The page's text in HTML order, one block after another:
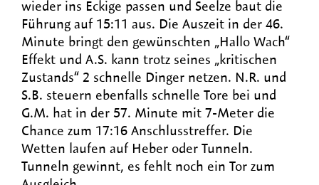
wieder ins Eckige passen und Seelze baut die
Führung auf 15:11 aus. Die Auszeit in der 46.
Minute bringt den gewünschten „Hallo Wach“
Effekt und A.S. kann trotz seines „kritischen
Zustands“ 2 schnelle Dinger netzen. N.R. und
S.B. steuern ebenfalls schnelle Tore bei und
G.M. hat in der 57. Minute mit 7-Meter die
Chance zum 17:16 Anschlusstreffer. Die
Wetten laufen auf Heber oder Tunneln.
Tunneln gewinnt, es fehlt noch ein Tor zum